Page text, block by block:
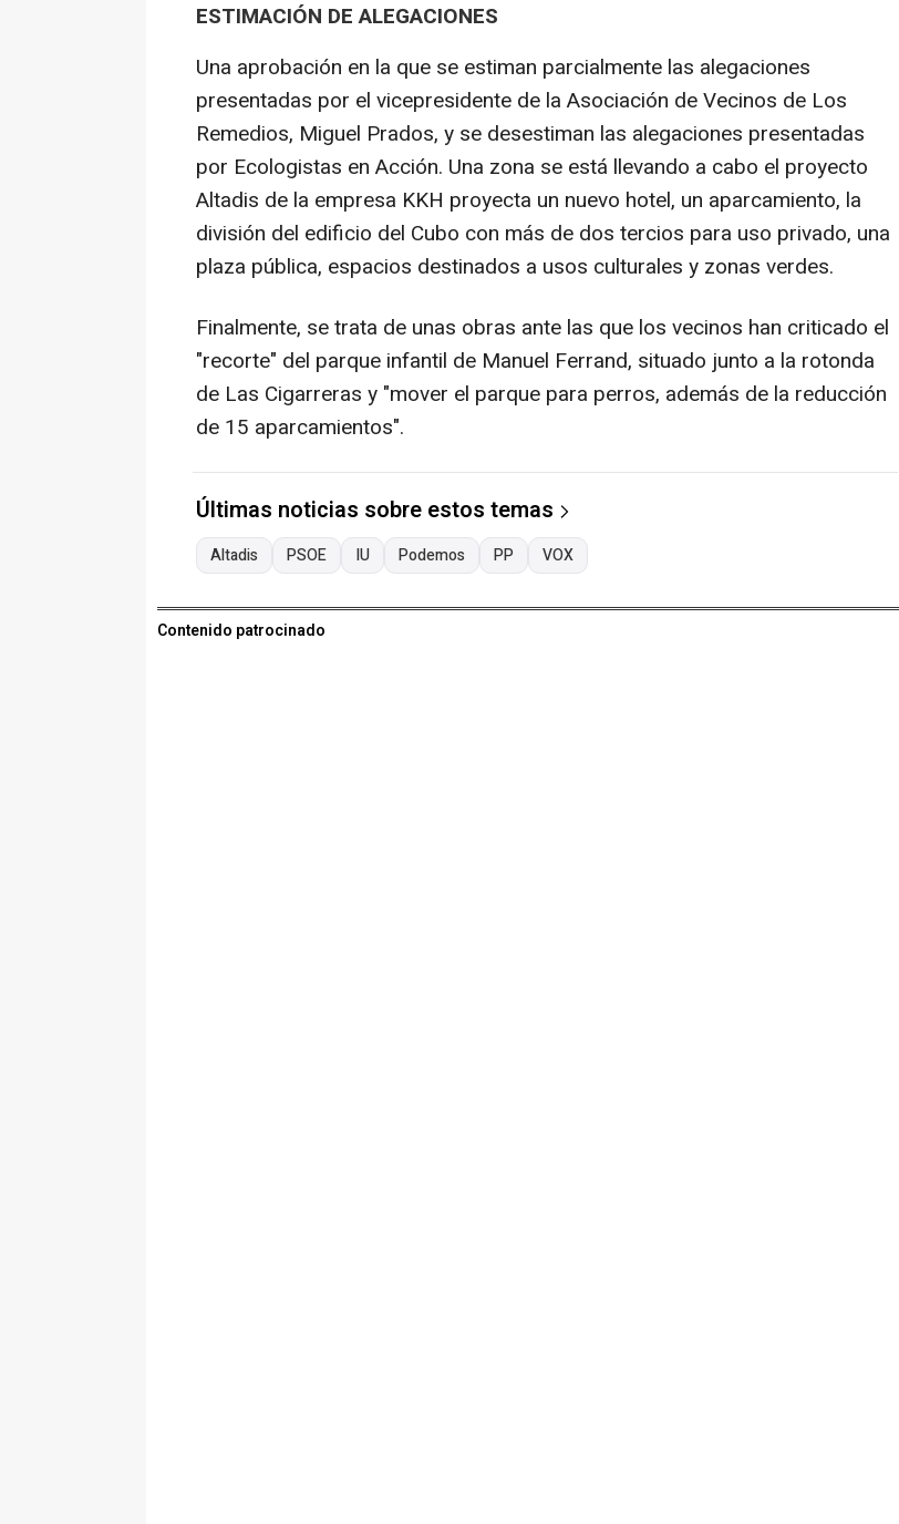
ESTIMACIÓN DE ALEGACIONES
Una aprobación en la que se estiman parcialmente las alegaciones
presentadas por el vicepresidente de la Asociación de Vecinos de Los
Remedios, Miguel Prados, y se desestiman las alegaciones presentadas
por Ecologistas en Acción. Una zona se está llevando a cabo el proyecto
Altadis de la empresa KKH proyecta un nuevo hotel, un aparcamiento, la
división del edificio del Cubo con más de dos tercios para uso privado, una
plaza pública, espacios destinados a usos culturales y zonas verdes.
Finalmente, se trata de unas obras ante las que los vecinos han criticado el
"recorte" del parque infantil de Manuel Ferrand, situado junto a la rotonda
de Las Cigarreras y "mover el parque para perros, además de la reducción
de 15 aparcamientos".
Últimas noticias sobre estos temas
Altadis PSOE IU Podemos PP VOX
Contenido patrocinado